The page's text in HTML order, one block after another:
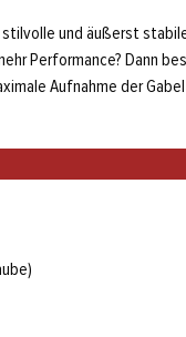
und äußerst
Performance? Dann
Aufnahme der